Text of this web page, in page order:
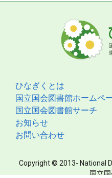
ひなぎくとは
国立国会図書館ホームペ
国立国会図書館サーチ
お知らせ
お問い合わせ
Copyright © 2013- National